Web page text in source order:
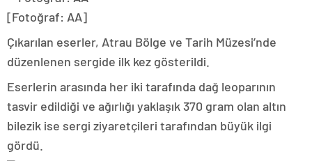
[Fotoğraf: AA]
Çıkarılan eserler, Atrau Bölge ve Tarih Müzesi’nde
düzenlenen sergide ilk kez gösterildi.
Eserlerin arasında her iki tarafında dağ leoparının
tasvir edildiği ve ağırlığı yaklaşık 370 gram olan altın
bilezik ise sergi ziyaretçileri tarafından büyük ilgi
gördü.